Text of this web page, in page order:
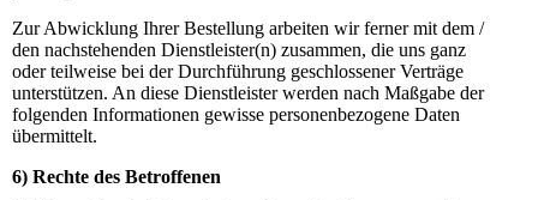
Zur Abwicklung Ihrer Bestellung arbeiten wir ferner mit dem /
den nachstehenden Dienstleister(n) zusammen, die uns ganz
oder teilweise bei der Durchführung geschlossener Verträge
unterstützen. An diese Dienstleister werden nach Maßgabe der
folgenden Informationen gewisse personenbezogene Daten
übermittelt.
6) Rechte des Betroffenen